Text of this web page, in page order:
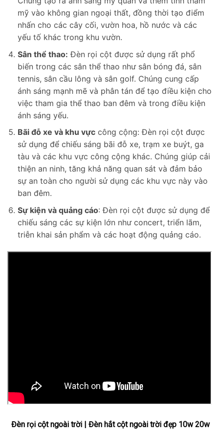
mỹ vào không gian ngoại thất, đồng thời tạo điểm
nhấn cho các cây cối, vườn hoa, hồ nước và các
yếu tố khác trong khu vườn.
Sân thể thao: Đèn rọi cột được sử dụng rất phổ
biến trong các sân thể thao như sân bóng đá, sân
tennis, sân cầu lông và sân golf. Chúng cung cấp
ánh sáng mạnh mẽ và phân tán để tạo điều kiện cho
việc tham gia thể thao ban đêm và trong điều kiện
ánh sáng yếu.
Bãi đỗ xe và khu vựccông cộng: Đèn rọi cột được
sử dụng để chiếu sáng bãi đỗ xe, trạm xe buýt, ga
tàu và các khu vực công cộng khác. Chúng giúp cải
thiện an ninh, tăng khả năng quan sát và đảm bảo
sự an toàn cho người sử dụng các khu vực này vào
ban đêm.
Sự kiện và quảng cáo: Đèn rọi cột được sử dụng để
chiếu sáng các sự kiện lớn như concert, triển lãm,
triễn khai sản phẩm và các hoạt động quảng cáo.
Đèn rọi cột ngoài trời | Đèn hắt cột ngoài trời đẹp 10w 20w